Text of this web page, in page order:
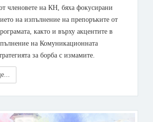
членовете на КН, бяха фокусирани
на изпълнение на препоръките от
както и върху акцентите в
на Комуникационната
за борба с измамите.